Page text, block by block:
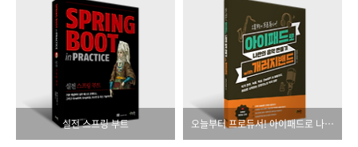
실전 스프링 부트 오늘부터 프로듀서! 아이패드로 나만의 음악 만들기 with 개러지밴드